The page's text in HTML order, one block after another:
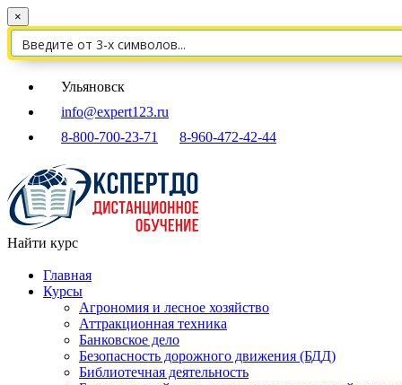
×
Ульяновск
info@expert123.ru
8-800-700-23-71
8-960-472-42-44
Найти курс
Главная
Курсы
Агрономия и лесное хозяйство
Аттракционная техника
Банковское дело
Безопасность дорожного движения (БДД)
Библиотечная деятельность